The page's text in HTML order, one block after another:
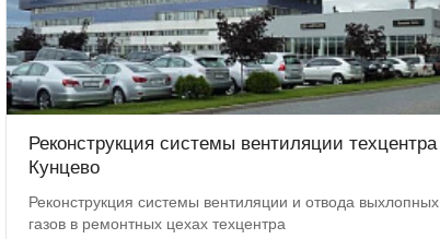
Реконструкция системы вентиляции техцентра
Кунцево
Реконструкция системы вентиляции и отвода выхлопных
газов в ремонтных цехах техцентра